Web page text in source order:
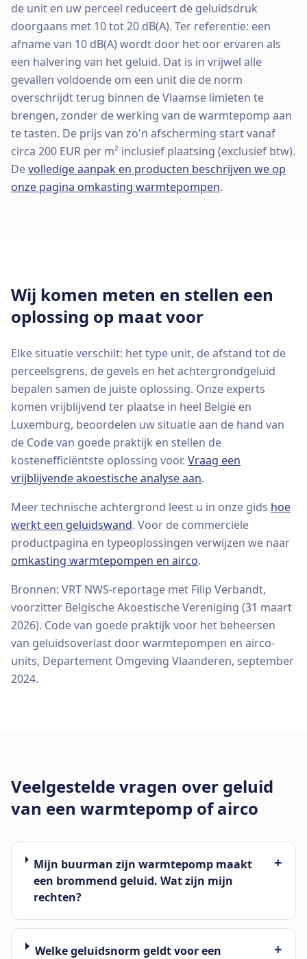
de unit en uw perceel reduceert de geluidsdruk
doorgaans met 10 tot 20 dB(A). Ter referentie: een
afname van 10 dB(A) wordt door het oor ervaren als
een halvering van het geluid. Dat is in vrijwel alle
gevallen voldoende om een unit die de norm
overschrijdt terug binnen de Vlaamse limieten te
brengen, zonder de werking van de warmtepomp aan
te tasten. De prijs van zo'n afscherming start vanaf
circa 200 EUR per m² inclusief plaatsing (exclusief btw).
Devolledige aanpak en producten beschrijven we op
onze pagina omkasting warmtepompen.
Wij komen meten en stellen een
oplossing op maat voor
Elke situatie verschilt: het type unit, de afstand tot de
perceelsgrens, de gevels en het achtergrondgeluid
bepalen samen de juiste oplossing. Onze experts
komen vrijblijvend ter plaatse in heel België en
Luxemburg, beoordelen uw situatie aan de hand van
de Code van goede praktijk en stellen de
kostenefficiëntste oplossing voor. Vraag een
vrijblijvende akoestische analyse aan.
Meer technische achtergrond leest u in onze gids hoe
werkt een geluidswand. Voor de commerciële
productpagina en typeoplossingen verwijzen we naar
omkasting warmtepompen en airco.
Bronnen: VRT NWS-reportage met Filip Verbandt,
voorzitter Belgische Akoestische Vereniging (31 maart
2026). Code van goede praktijk voor het beheersen
van geluidsoverlast door warmtepompen en airco-
units, Departement Omgeving Vlaanderen, september
2024.
Veelgestelde vragen over geluid
van een warmtepomp of airco
Mijn buurman zijn warmtepomp maakt
een brommend geluid. Wat zijn mijn
rechten?
+
Welke geluidsnorm geldt voor een +